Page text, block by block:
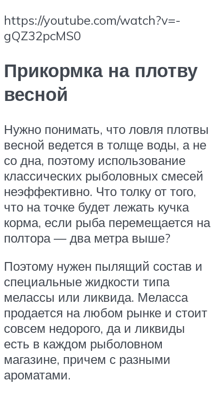
https://youtube.com/watch?v=-
gQZ32pcMS0
Прикормка на плотву
весной
Нужно понимать, что ловля плотвы
весной ведется в толще воды, а не
со дна, поэтому использование
классических рыболовных смесей
неэффективно. Что толку от того,
что на точке будет лежать кучка
корма, если рыба перемещается на
полтора — два метра выше?
Поэтому нужен пылящий состав и
специальные жидкости типа
мелассы или ликвида. Меласса
продается на любом рынке и стоит
совсем недорого, да и ликвиды
есть в каждом рыболовном
магазине, причем с разными
ароматами.